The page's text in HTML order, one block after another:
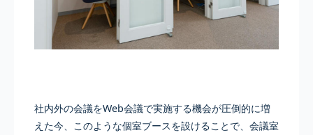
社内外の会議をWeb会議で実施する機会が圧倒的に増
えた今、このような個室ブースを設けることで、会議室